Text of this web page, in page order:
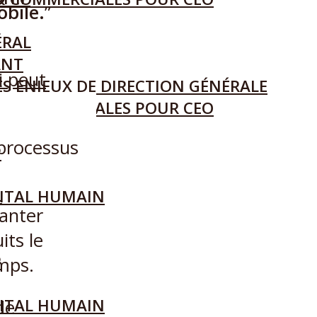
HUMAIN
ENJEUX DE DIRECTION GÉNÉRALE
COMMERCIALES POUR CEO
HUMAIN
”
le